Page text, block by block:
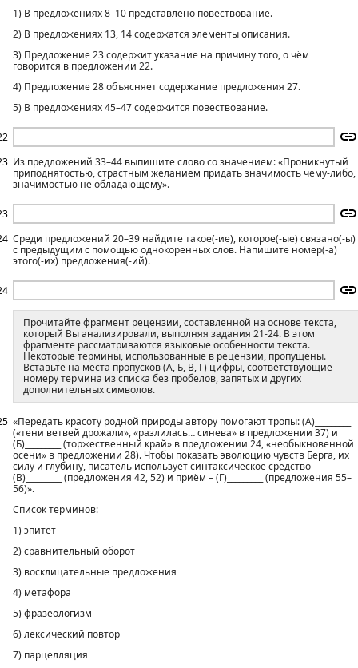
1) В предложениях 8–10 представлено повествование.
2) В предложениях 13, 14 содержатся элементы описания.
3) Предложение 23 содержит указание на причину того, о чём
говорится в предложении 22.
4) Предложение 28 объясняет содержание предложения 27.
5) В предложениях 45–47 содержится повествование.
Из предложений 33–44 выпишите слово со значением: «Проникнутый
приподнятостью, страстным желанием придать значимость чему-либо,
значимостью не обладающему».
Среди предложений 20–39 найдите такое(-ие), которое(-ые) связано(-ы)
с предыдущим с помощью однокоренных слов. Напишите номер(-а)
этого(-их) предложения(-ий).
Прочитайте фрагмент рецензии, составленной на основе текста,
который Вы анализировали, выполняя задания 21-24. В этом
фрагменте рассматриваются языковые особенности текста.
Некоторые термины, использованные в рецензии, пропущены.
Вставьте на места пропусков (А, Б, В, Г) цифры, соответствующие
номеру термина из списка без пробелов, запятых и других
дополнительных символов.
«Передать красоту родной природы автору помогают тропы: (А)_________
(«тени ветвей дрожали», «разлилась… синева» в предложении 37) и
(Б)_________ (торжественный край» в предложении 24, «необыкновенной
осени» в предложении 28). Чтобы показать эволюцию чувств Берга, их
силу и глубину, писатель использует синтаксическое средство –
(В)_________ (предложения 42, 52) и приём – (Г)_________ (предложения 55–
56)».
Список терминов:
1) эпитет
2) сравнительный оборот
3) восклицательные предложения
4) метафора
5) фразеологизм
6) лексический повтор
7) парцелляция